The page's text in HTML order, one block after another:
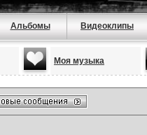
Альбомы Видеоклипы
Моя музыка